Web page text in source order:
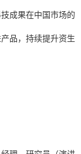
成果在中国市场的
品，持续提升资生